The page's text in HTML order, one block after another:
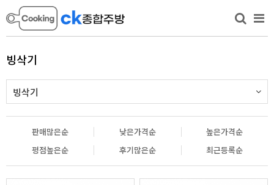
빙삭기
빙삭기
판매많은순 낮은가격순
높은가격순
평점높은순
후기많은순 최근등록순